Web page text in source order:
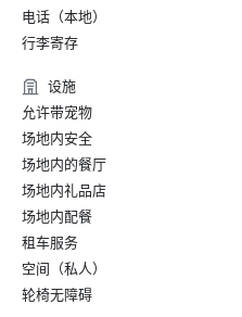
电话（本地）
行李寄存
设施
允许带宠物
场地内安全
场地内的餐厅
场地内礼品店
场地内配餐
租车服务
空间（私人）
轮椅无障碍